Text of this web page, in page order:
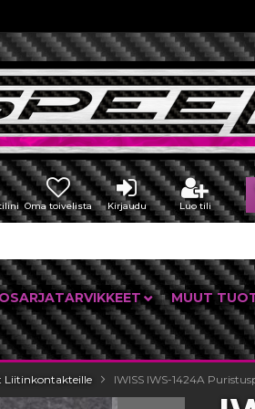
Oma toivelista Kirjaudu Luo tili
MUUT
Liitinkontakteille IWISS IWS-1424A